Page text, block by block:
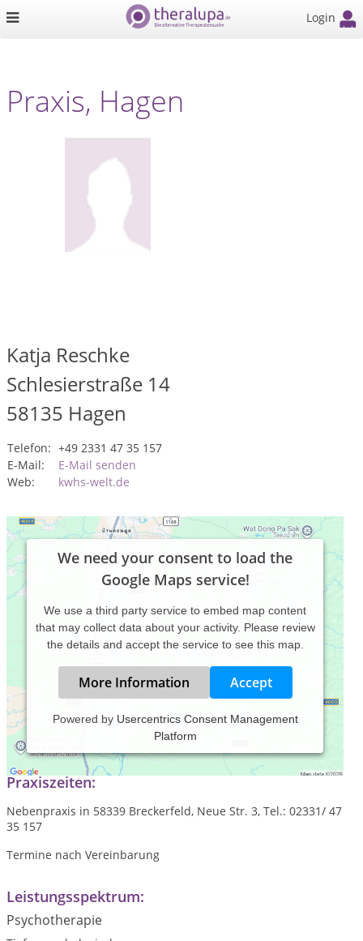
Login
Praxis, Hagen
Katja Reschke
Schlesierstraße 14
58135 Hagen
Telefon: +49 2331 47 35 157
E-Mail:
E-Mail senden
Web:
kwhs-welt.de
We need your consent to load the
Google Maps service!
We use a third party service to embed map content
that may collect data about your activity. Please review
the details and accept the service to see this map.
More Information Accept
Powered by Usercentrics Consent Management
Platform
Tiefenpsychologisch fundierte Psychotherapie,
Praxiszeiten:
Nebenpraxis in 58339 Breckerfeld, Neue Str. 3, Tel.: 02331/ 47
35 157
Termine nach Vereinbarung
Leistungsspektrum:
Psychotherapie